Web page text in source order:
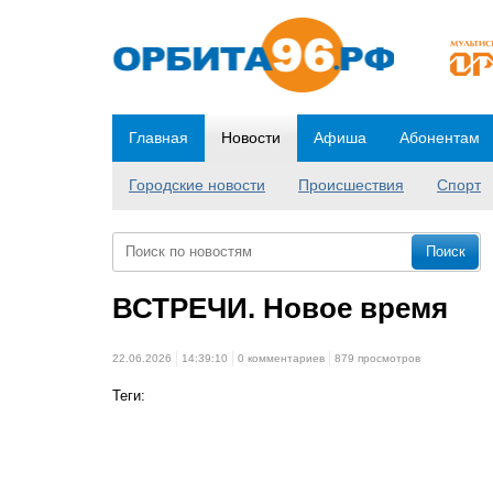
Главная Новости
Городские новости Происшествия Спорт
Афиша Абонентам
ВСТРЕЧИ. Новое время
22.06.2026 14:39:10 0 комментариев 879 просмотров
Теги: